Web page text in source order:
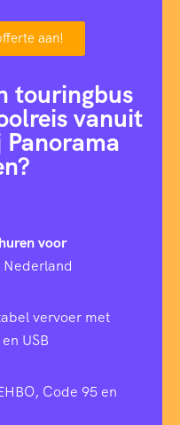
aan!
touringbus
vanuit
voor
Nederland
vervoer met
USB
Code 95 en